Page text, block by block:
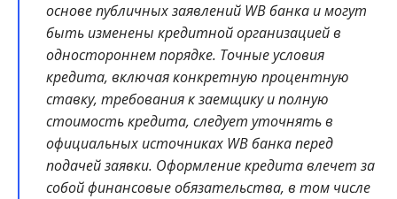
основе публичных заявлений WB банка и могут
быть изменены кредитной организацией в
одностороннем порядке. Точные условия
кредита, включая конкретную процентную
ставку, требования к заемщику и полную
стоимость кредита, следует уточнять в
официальных источниках WB банка перед
подачей заявки. Оформление кредита влечет за
собой финансовые обязательства, в том числе